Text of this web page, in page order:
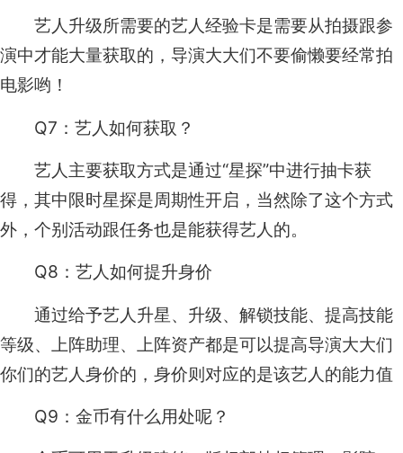
艺人升级所需要的艺人经验卡是需要从拍摄跟参
演中才能大量获取的，导演大大们不要偷懒要经常拍
电影哟！
Q7：艺人如何获取？
艺人主要获取方式是通过“星探”中进行抽卡获
得，其中限时星探是周期性开启，当然除了这个方式
外，个别活动跟任务也是能获得艺人的。
Q8：艺人如何提升身价
通过给予艺人升星、升级、解锁技能、提高技能
等级、上阵助理、上阵资产都是可以提高导演大大们
你们的艺人身价的，身价则对应的是该艺人的能力值
Q9：金币有什么用处呢？